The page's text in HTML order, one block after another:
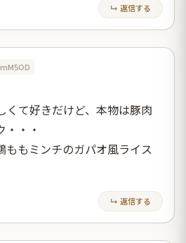
↳ 返信する
くて好きだけど、本物は豚肉
・・
ももミンチのガパオ風ライス
↳ 返信する